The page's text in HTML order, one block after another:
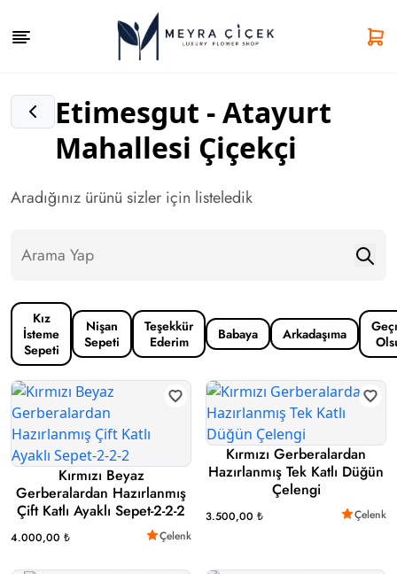
Etimesgut - Atayurt
Mahallesi Çiçekçi
Aradığınız ürünü sizler için listeledik
Kız
İsteme
Sepeti
Nişan
Sepeti
Teşekkür
Ederim
Babaya Arkadaşıma
Kırmızı Beyaz
Gerberalardan Hazırlanmış
Çift Katlı Ayaklı Sepet-2-2-2
4.000,00 ₺ Çelenk
Kırmızı Gerberalardan
Hazırlanmış Tek Katlı Düğün
Çelengi
3.500,00 ₺ Çelenk